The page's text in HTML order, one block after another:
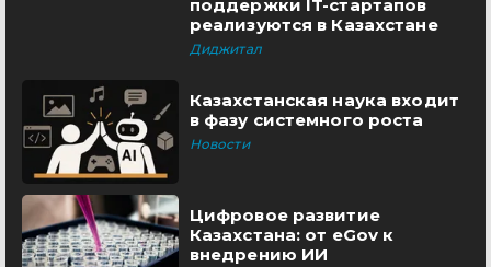
поддержки IT-стартапов
реализуются в Казахстане
Диджитал
Казахстанская наука входит
в фазу системного роста
Новости
Цифровое развитие
Казахстана: от eGov к
внедрению ИИ